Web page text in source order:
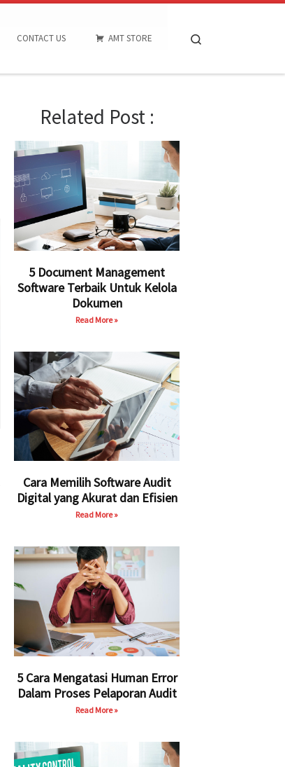
CONTACT US AMT STORE
Related Post :
5 Document Management
Software Terbaik Untuk Kelola
Dokumen
Read More »
Cara Memilih Software Audit
Digital yang Akurat dan Efisien
Read More »
5 Cara Mengatasi Human Error
Dalam Proses Pelaporan Audit
Read More »